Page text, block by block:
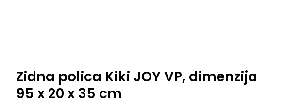
Zidna polica Kiki JOY VP, dimenzija
95 x 20 x 35 cm